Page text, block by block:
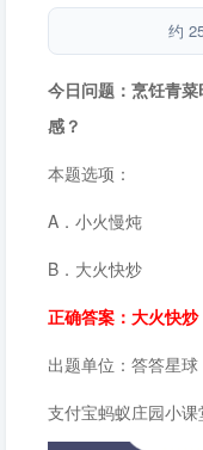
约
今日问题：烹饪青
感？
本题选项：
A．小火慢炖
B．大火快炒
正确答案：大火快炒
出题单位：答答星球
支付宝蚂蚁庄园小